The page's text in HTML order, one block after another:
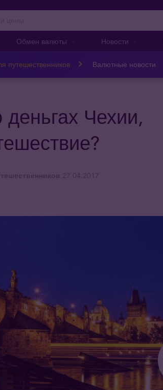
Обмен валюты Новости
путешественников Валютные новости
Чехии,